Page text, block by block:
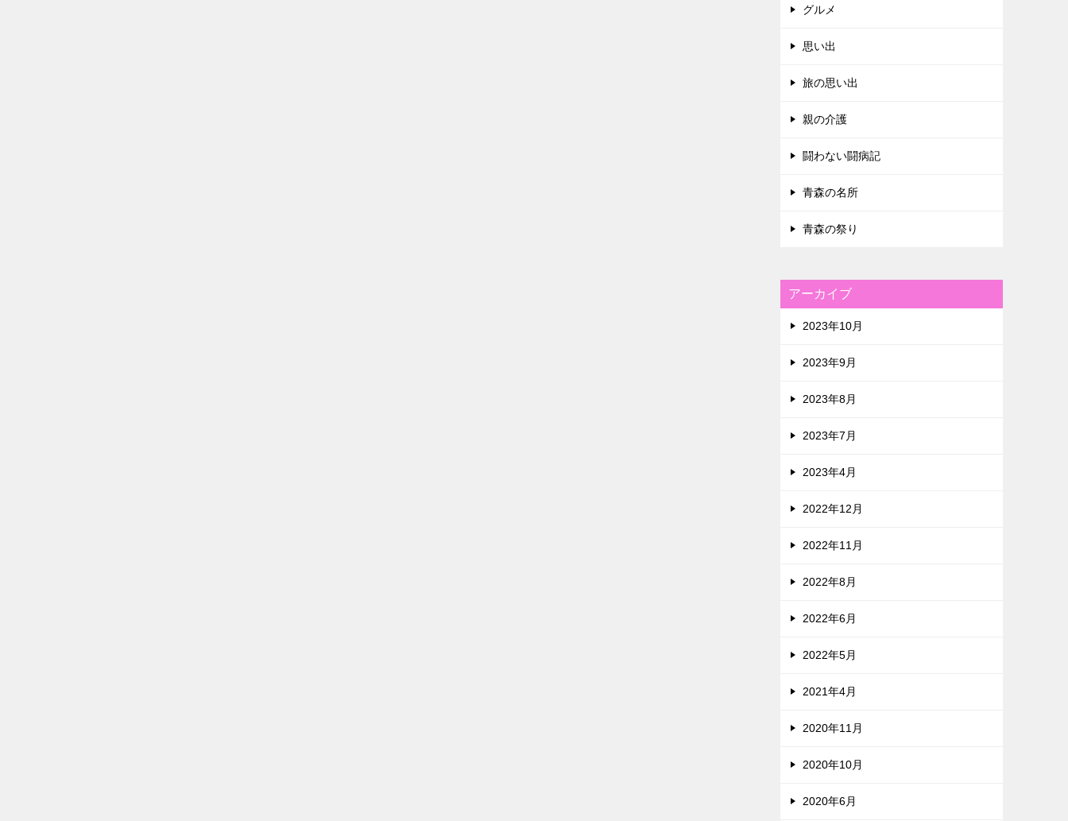
グルメ
思い出
旅の思い出
親の介護
闘わない闘病記
青森の名所
青森の祭り
アーカイブ
2023年10月
2023年9月
2023年8月
2023年7月
2023年4月
2022年12月
2022年11月
2022年8月
2022年6月
2022年5月
2021年4月
2020年11月
2020年10月
2020年6月